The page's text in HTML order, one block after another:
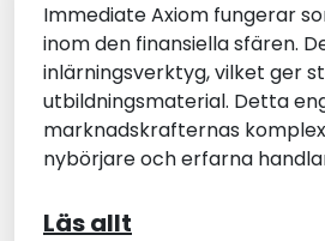
Immediate Axiom fungerar
inom den finansiella sfären.
inlärningsverktyg, vilket ger
utbildningsmaterial. Detta
marknadskrafternas
nybörjare och erfarna
Läs allt